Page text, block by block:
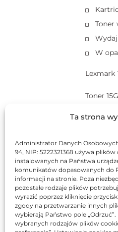
Ta strona
Administrator Danych
94, NIP: 5222321368 używa
instalowanych na Państwa
komunikatów dopasowanych do
informacji na stronie. Poza
pozostałe rodzaje plików
wyrazić poprzez kliknięcie
zgody na przetwarzanie innych
wybierają Państwo pole
wybranych rodzajów plików
Toner
W
Lexmark
Toner
C752,
X752e,